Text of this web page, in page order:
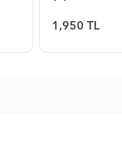
1,950 TL